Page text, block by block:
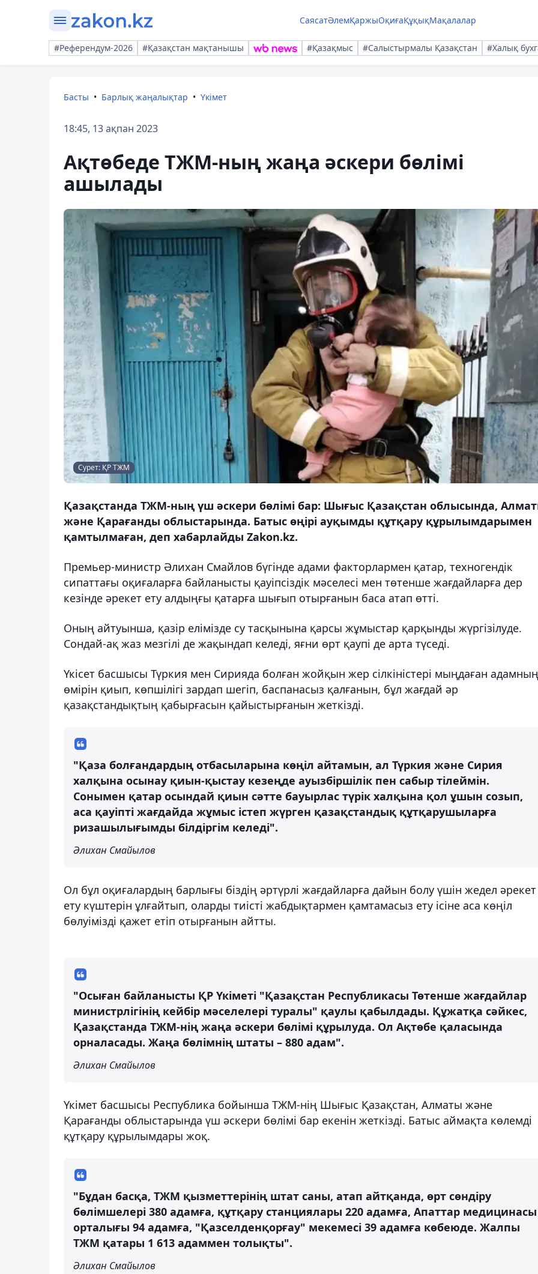
СаясатӘлемҚаржыОқиғаҚұқықМақалалар
#Референдум-2026 #Қазақстан мақтанышы #Қазақмыс #Салыстырмалы Қазақстан #Халық
Басты Барлық жаңалықтар Үкімет
18:45, 13 ақпан 2023
Ақтөбеде ТЖМ-ның жаңа әскери бөлімі
ашылады
Сурет: ҚР ТЖМ
Қазақстанда ТЖМ-ның үш әскери бөлімі бар: Шығыс Қазақстан облысында,
және Қарағанды облыстарында. Батыс өңірі ауқымды құтқару құрылымдарымен
қамтылмаған, деп хабарлайды Zakon.kz.
Премьер-министр Әлихан Смайлов бүгінде адами факторлармен қатар, техногендік
сипаттағы оқиғаларға байланысты қауіпсіздік мәселесі мен төтенше жағдайларға дер
кезінде әрекет ету алдыңғы қатарға шығып отырғанын баса атап өтті.
Оның айтуынша, қазір елімізде су тасқынына қарсы жұмыстар қарқынды жүргізілуде.
Сондай-ақ жаз мезгілі де жақындап келеді, яғни өрт қаупі де арта түседі.
Үкісет басшысы Түркия мен Сирияда болған жойқын жер сілкіністері мыңдаған адамның
өмірін қиып, көпшілігі зардап шегіп, баспанасыз қалғанын, бұл жағдай әр
қазақстандықтың қабырғасын қайыстырғанын жеткізді.
"Қаза болғандардың отбасыларына көңіл айтамын, ал Түркия және Сирия
халқына осынау қиын-қыстау кезеңде ауызбіршілік пен сабыр тілеймін.
Сонымен қатар осындай қиын сәтте бауырлас түрік халқына қол ұшын созып,
аса қауіпті жағдайда жұмыс істеп жүрген қазақстандық құтқарушыларға
ризашылығымды білдіргім келеді".
Әлихан Смайылов
Ол бұл оқиғалардың барлығы біздің әртүрлі жағдайларға дайын болу үшін жедел әрекет
ету күштерін ұлғайтып, оларды тиісті жабдықтармен қамтамасыз ету ісіне аса көңіл
бөлуімізді қажет етіп отырғанын айтты.
"Осыған байланысты ҚР Үкіметі "Қазақстан Республикасы Төтенше жағдайлар
министрлігінің кейбір мәселелері туралы" қаулы қабылдады. Құжатқа сәйкес,
Қазақстанда ТЖМ-нің жаңа әскери бөлімі құрылуда. Ол Ақтөбе қаласында
орналасады. Жаңа бөлімнің штаты – 880 адам".
Әлихан Смайылов
Үкімет басшысы Республика бойынша ТЖМ-нің Шығыс Қазақстан, Алматы және
Қарағанды облыстарында үш әскери бөлімі бар екенін жеткізді. Батыс аймақта көлемді
құтқару құрылымдары жоқ.
"Бұдан басқа, ТЖМ қызметтерінің штат саны, атап айтқанда, өрт сөндіру
бөлімшелері 380 адамға, құтқару станциялары 220 адамға, Апаттар медицинасы
орталығы 94 адамға, "Қазселденқорғау" мекемесі 39 адамға көбеюде. Жалпы
ТЖМ қатары 1 613 адаммен толықты".
Әлихан Смайылов